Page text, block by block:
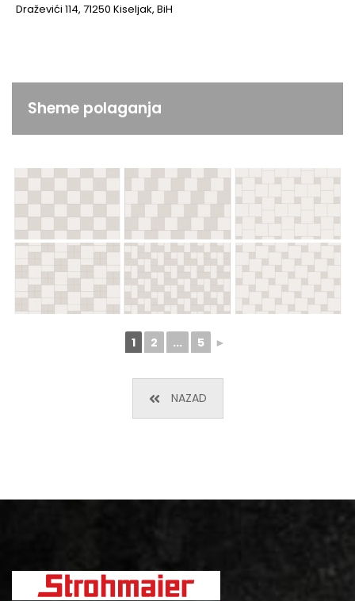
Draževići 114, 71250 Kiseljak, BiH
Sheme polaganja
1 2 ... 5 ►
NAZAD